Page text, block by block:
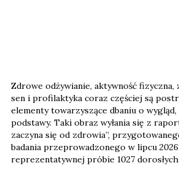
Zdrowe odżywianie, aktywność fizyczna,
sen i profilaktyka coraz częściej są
elementy towarzyszące dbaniu o
podstawy. Taki obraz wyłania się z
zaczyna się od zdrowia”,
badania przeprowadzonego w lipcu
reprezentatywnej próbie 1027